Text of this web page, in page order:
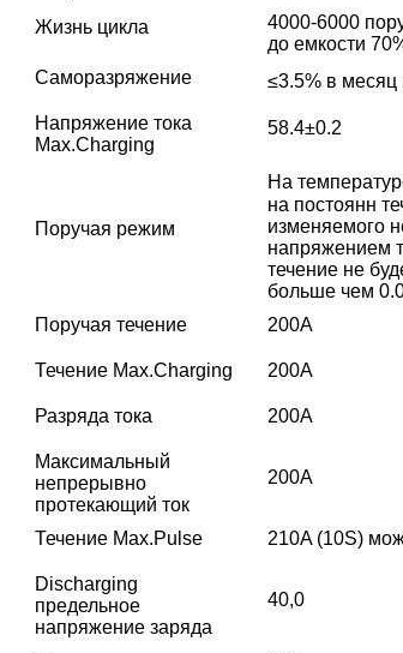
Жизнь цикла
4000-6000
до емкости
Саморазряжение
≤3.5% в
Напряжение тока
Max.Charging
58.4±0.2
Поручая режим
На
на постоянн
изменяемого
напряжением
течение не
больше чем
Поручая течение
200A
Течение Max.Charging 200A
Разряда тока 200A
Максимальный
непрерывно
протекающий ток
200A
Течение Max.Pulse 210A (10S)
Discharging
предельное
напряжение заряда
40,0